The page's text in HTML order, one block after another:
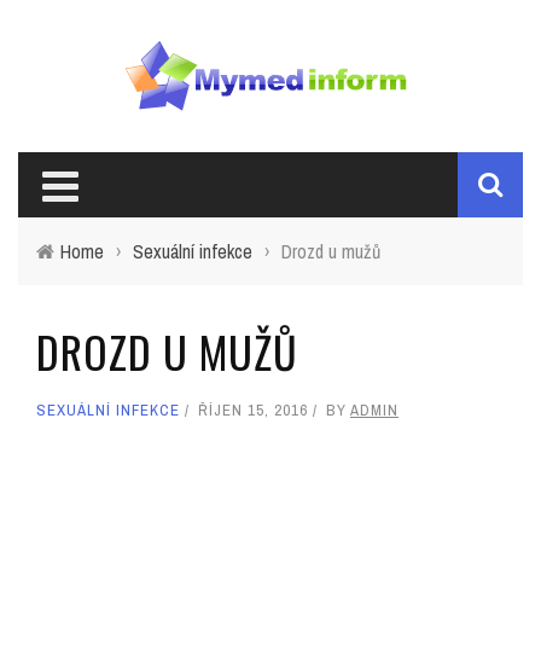
Home › Sexuální infekce › Drozd u mužů
DROZD U MUŽŮ
SEXUÁLNÍ INFEKCE ŘÍJEN 15, 2016 BY ADMIN